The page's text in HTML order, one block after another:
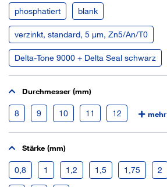
phosphatiert blank
verzinkt, standard, 5 µm, Zn5/An/T0
Delta-Tone 9000 + Delta Seal schwarz
Durchmesser (mm)
8 9 10 11 12 mehr
Stärke (mm)
0,8 1 1,2 1,5 1,75 2